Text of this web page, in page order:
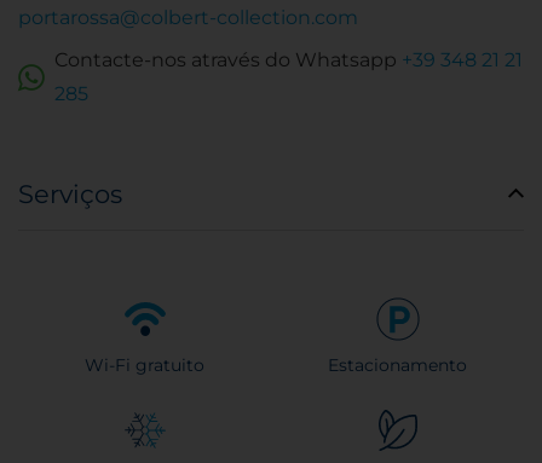
portarossa@colbert-collection.com
Contacte-nos através do Whatsapp +39 348 21 21
285
Serviços
Wi-Fi gratuito Estacionamento